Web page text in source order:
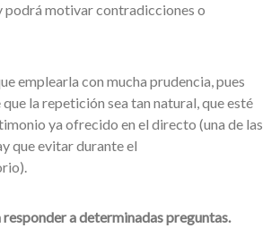
podrá motivar contradicciones o
emplearla con mucha prudencia, pues
la repetición sea tan natural, que esté
ya ofrecido en el directo (una de las
que evitar durante el
a determinadas preguntas.